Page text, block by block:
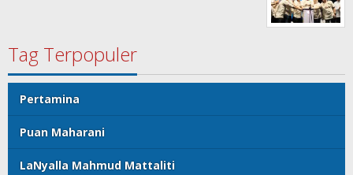
Tag Terpopuler
Pertamina
Puan Maharani
LaNyalla Mahmud Mattaliti